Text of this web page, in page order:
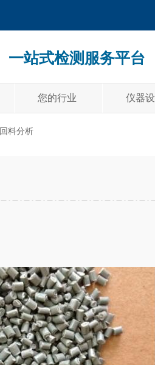
一站式检测服务平台
您的行业 仪器
回料分析